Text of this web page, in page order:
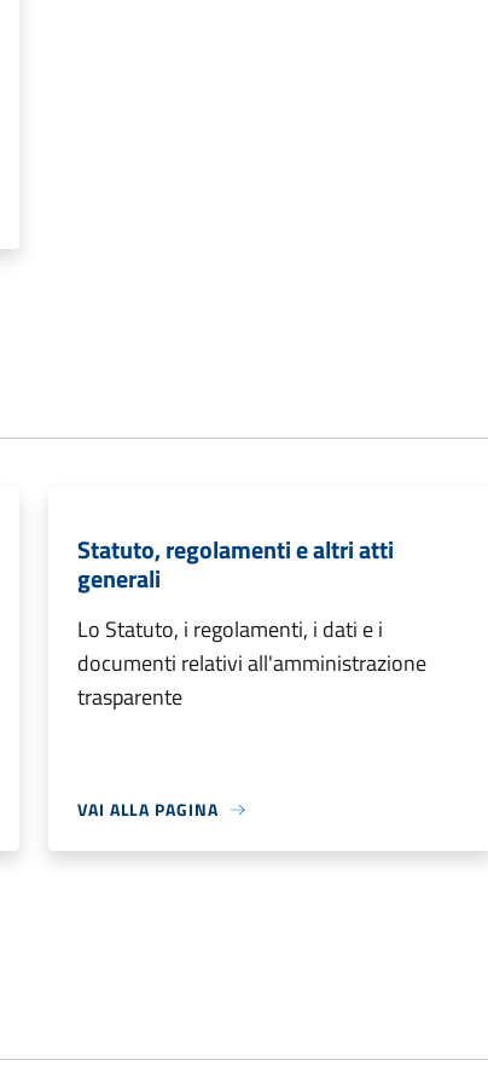
Statuto, regolamenti e altri atti
generali
Lo Statuto, i regolamenti, i dati e i
documenti relativi all'amministrazione
trasparente
VAI ALLA PAGINA